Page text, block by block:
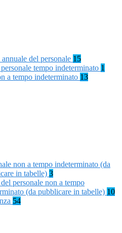
del personale 15
tempo indeterminato 1
a tempo indeterminato 13
non a tempo indeterminato (da
in tabelle) 3
personale non a tempo
(da pubblicare in tabelle) 10
54